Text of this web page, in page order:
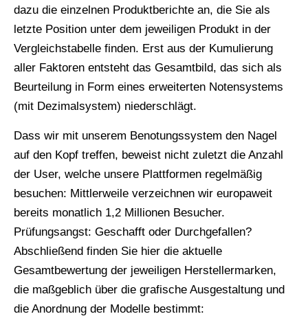
dazu die einzelnen Produktberichte an, die Sie als
letzte Position unter dem jeweiligen Produkt in der
Vergleichstabelle finden. Erst aus der Kumulierung
aller Faktoren entsteht das Gesamtbild, das sich als
Beurteilung in Form eines erweiterten Notensystems
(mit Dezimalsystem) niederschlägt.
Dass wir mit unserem Benotungssystem den Nagel
auf den Kopf treffen, beweist nicht zuletzt die Anzahl
der User, welche unsere Plattformen regelmäßig
besuchen: Mittlerweile verzeichnen wir europaweit
bereits monatlich 1,2 Millionen Besucher.
Prüfungsangst: Geschafft oder Durchgefallen?
Abschließend finden Sie hier die aktuelle
Gesamtbewertung der jeweiligen Herstellermarken,
die maßgeblich über die grafische Ausgestaltung und
die Anordnung der Modelle bestimmt: